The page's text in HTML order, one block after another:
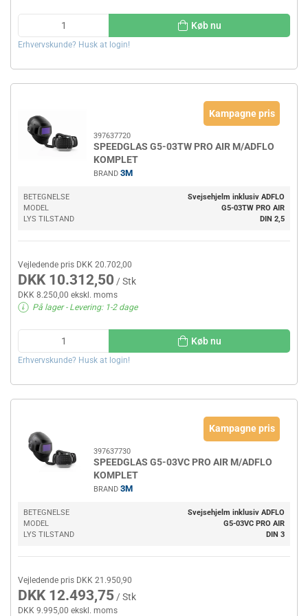
Køb nu
Erhvervskunde? Husk at login!
Kampagne pris
397637720
SPEEDGLAS G5-03TW PRO AIR M/ADFLO
KOMPLET
BRAND 3M
BETEGNELSE
Svejsehjelm inklusiv ADFLO
MODEL
G5-03TW PRO AIR
LYS TILSTAND
DIN 2,5
Vejledende pris DKK 20.702,00
DKK 10.312,50 / Stk
DKK 8.250,00 ekskl. moms
På lager- Levering: 1-2 dage
Køb nu
Erhvervskunde? Husk at login!
Kampagne pris
397637730
SPEEDGLAS G5-03VC PRO AIR M/ADFLO
KOMPLET
BRAND 3M
BETEGNELSE
Svejsehjelm inklusiv ADFLO
MODEL
G5-03VC PRO AIR
LYS TILSTAND
DIN 3
Vejledende pris DKK 21.950,90
DKK 12.493,75 / Stk
DKK 9.995,00 ekskl. moms